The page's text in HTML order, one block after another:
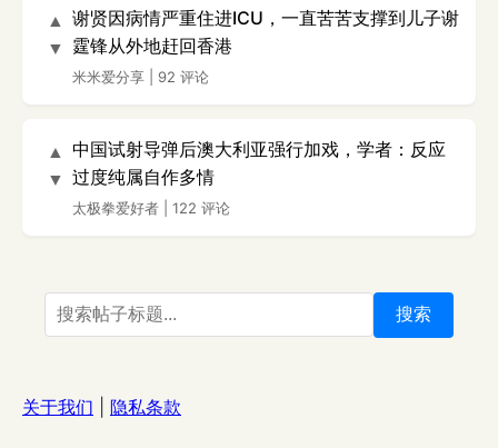
▲
▼
谢贤因病情严重住进ICU，一直苦苦支撑到儿子谢
霆锋从外地赶回香港
米米爱分享 92 评论
▲
▼
中国试射导弹后澳大利亚强行加戏，学者：反应
过度纯属自作多情
太极拳爱好者 122 评论
搜索
关于我们 隐私条款